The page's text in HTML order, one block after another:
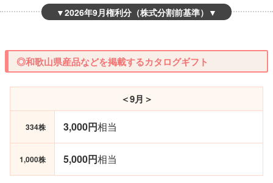
▼2026年9月権利分（株式分割前基準） ▼
◎和歌山県産品などを掲載するカタログギフト
＜9月＞
334株 3,000円相当
1,000株 5,000円相当